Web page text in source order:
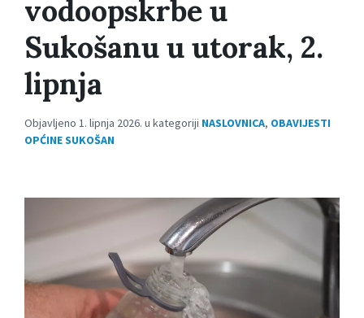
vodoopskrbe u
Sukošanu u utorak, 2.
lipnja
Objavljeno 1. lipnja 2026. u kategoriji NASLOVNICA, OBAVIJESTI
OPĆINE SUKOŠAN